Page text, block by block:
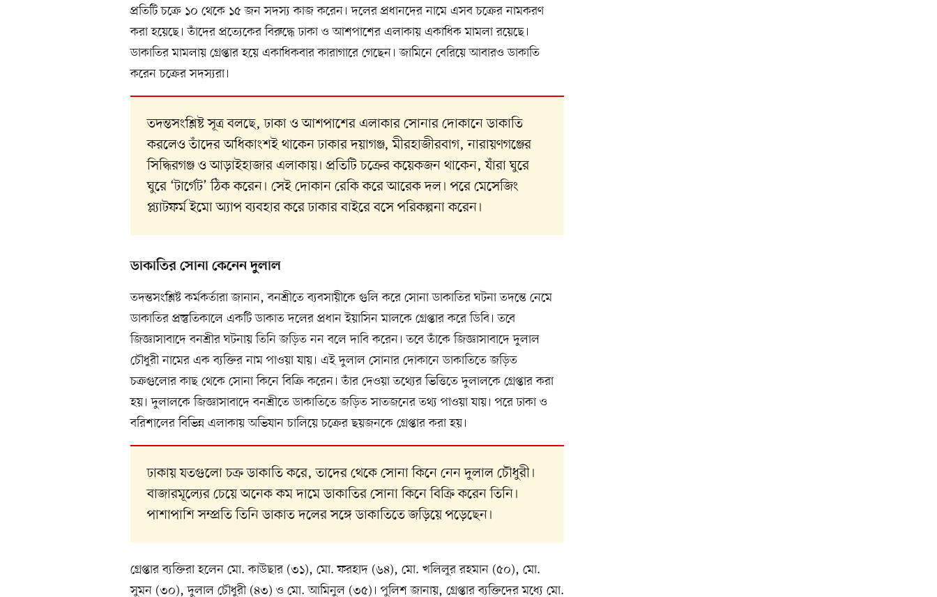
প্রতিটি চক্রে ১০ থেকে ১৫ জন সদস্য কাজ করেন। দলের প্রধানদের নামে এসব চক্রের নামকরণ
করা হয়েছে। তাঁদের প্রত্যেকের বিরুদ্ধে ঢাকা ও আশপাশের এলাকায় একাধিক মামলা রয়েছে।
ডাকাতির মামলায় গ্রেপ্তার হয়ে একাধিকবার কারাগারে গেছেন। জামিনে বেরিয়ে আবারও ডাকাতি
করেন চক্রের সদস্যরা।
তদন্তসংশ্লিষ্ট সূত্র বলছে, ঢাকা ও আশপাশের এলাকার সোনার দোকানে ডাকাতি
করলেও তাঁদের অধিকাংশই থাকেন ঢাকার দয়াগঞ্জ, মীরহাজীরবাগ, নারায়ণগঞ্জের
সিদ্ধিরগঞ্জ ও আড়াইহাজার এলাকায়। প্রতিটি চক্রের কয়েকজন থাকেন, যাঁরা ঘুরে
ঘুরে ‘টার্গেট’ ঠিক করেন। সেই দোকান রেকি করে আরেক দল। পরে মেসেজিং
প্ল্যাটফর্ম ইমো অ্যাপ ব্যবহার করে ঢাকার বাইরে বসে পরিকল্পনা করেন।
ডাকাতির সোনা কেনেন দুলাল
তদন্তসংশ্লিষ্ট কর্মকর্তারা জানান, বনশ্রীতে ব্যবসায়ীকে গুলি করে সোনা ডাকাতির ঘটনা তদন্তে নেমে
ডাকাতির প্রস্তুতিকালে একটি ডাকাত দলের প্রধান ইয়াসিন মালকে গ্রেপ্তার করে ডিবি। তবে
জিজ্ঞাসাবাদে বনশ্রীর ঘটনায় তিনি জড়িত নন বলে দাবি করেন। তবে তাঁকে জিজ্ঞাসাবাদে দুলাল
চৌধুরী নামের এক ব্যক্তির নাম পাওয়া যায়। এই দুলাল সোনার দোকানে ডাকাতিতে জড়িত
চক্রগুলোর কাছ থেকে সোনা কিনে বিক্রি করেন। তাঁর দেওয়া তথ্যের ভিত্তিতে দুলালকে গ্রেপ্তার করা
হয়। দুলালকে জিজ্ঞাসাবাদে বনশ্রীতে ডাকাতিতে জড়িত সাতজনের তথ্য পাওয়া যায়। পরে ঢাকা ও
বরিশালের বিভিন্ন এলাকায় অভিযান চালিয়ে চক্রের ছয়জনকে গ্রেপ্তার করা হয়।
ঢাকায় যতগুলো চক্র ডাকাতি করে, তাদের থেকে সোনা কিনে নেন দুলাল চৌধুরী।
বাজারমূল্যের চেয়ে অনেক কম দামে ডাকাতির সোনা কিনে বিক্রি করেন তিনি।
পাশাপাশি সম্প্রতি তিনি ডাকাত দলের সঙ্গে ডাকাতিতে জড়িয়ে পড়েছেন।
গ্রেপ্তার ব্যক্তিরা হলেন মো. কাউছার (৩১), মো. ফরহাদ (৬৪), মো. খলিলুর রহমান (৫০), মো.
সুমন (৩০), দুলাল চৌধুরী (৪৩) ও মো. আমিনুল (৩৫)। পুলিশ জানায়, গ্রেপ্তার ব্যক্তিদের মধ্যে মো.